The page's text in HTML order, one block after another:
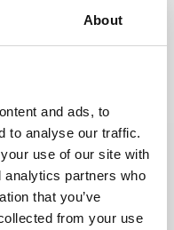
About
and ads, to
to analyse our traffic.
use of our site with
analytics partners who
that you’ve
from your use
der Neven Subotic
erarbeitet.
Querdenker seine
ein. Bereits
als
Konzerns,